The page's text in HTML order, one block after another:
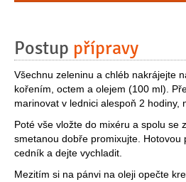
Postup přípravy
Všechnu zeleninu a chléb nakrájejte
kořením, octem a olejem (100 ml).
marinovat v lednici alespoň 2 hodiny,
Poté vše vložte do mixéru a spolu se
smetanou dobře promixujte. Hotovou
cedník a dejte vychladit.
Mezitím si na pánvi na oleji opečte